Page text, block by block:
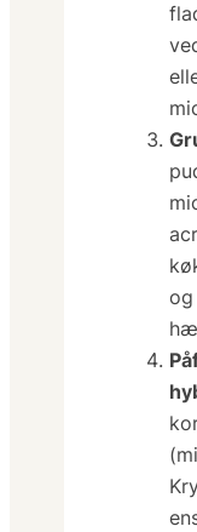
og
(